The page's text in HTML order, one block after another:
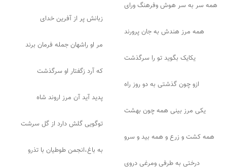
همه سر به سر هوش وفرهنگ ورای
زبانش پر از آفرین خدای
همه مرز هندش به جان پرورند
مر او راشهان جمله فرمان برند
یکایک بگوید تو را سرگذشت
که آرد زگفتار او سرگذشت
ازو چون گذشتی به دو روز راه
پدید آید آن مرز اروند شاه
یکی مرز بینی همه چون بهشت
توگویی گلش دارد از گل سرشت
همه کشت و زرع و همه بید و سرو
به باغ،انجمن طوطیان با تذرو
درختی به طرفی ومرغی دروی